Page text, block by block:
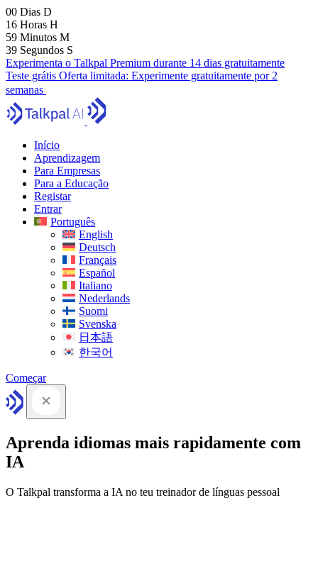
00 Dias D
16 Horas H
59 Minutos M
37 Segundos S
Experimenta o Talkpal Premium durante 14 dias gratuitamente
Teste grátis Oferta limitada: Experimente gratuitamente por 2
semanas
Início
Aprendizagem
Para Empresas
Para a Educação
Registar
Entrar
Português
English
Deutsch
Français
Español
Italiano
Nederlands
Suomi
Svenska
日本語
한국어
Começar
Aprenda idiomas mais rapidamente com
IA
O Talkpal transforma a IA no teu treinador de línguas pessoal